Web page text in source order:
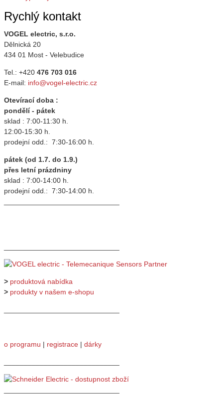
Rychlý kontakt
VOGEL electric, s.r.o.
Dělnická 20
434 01 Most - Velebudice
Tel.: +420 476 703 016
E-mail: info@vogel-electric.cz
Otevírací doba :
pondělí - pátek
sklad : 7:00-11:30 h.
12:00-15:30 h.
prodejní odd.: 7:30-16:00 h.
pátek (od 1.7. do 1.9.)
přes letní prázdniny
sklad : 7:00-14:00 h.
prodejní odd.: 7:30-14:00 h.
> produktová nabídka
> produkty v našem e-shopu
o programu | registrace | dárky